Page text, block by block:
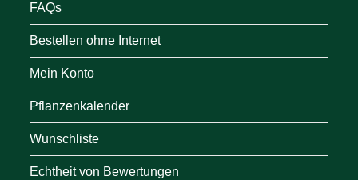
FAQs
Bestellen ohne Internet
Mein Konto
Pflanzenkalender
Wunschliste
Echtheit von Bewertungen